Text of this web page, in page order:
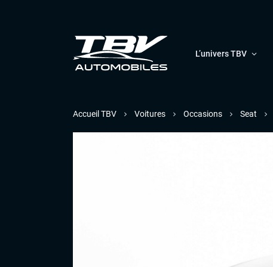
L’univers TBV
Accueil TBV Voitures Occasions Seat